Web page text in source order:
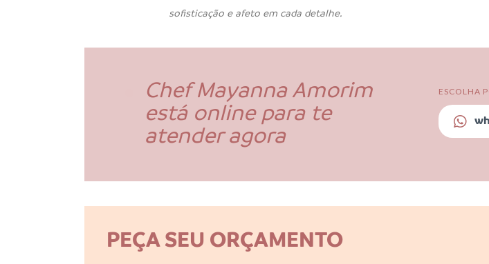
sofisticação e afeto em cada detalhe.
Chef Mayanna Amorim
está online para te
atender agora
ESCOLHA
PEÇA SEU ORÇAMENTO